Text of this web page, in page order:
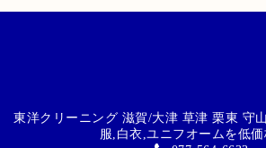
東洋クリーニング 滋賀/大津 草津 栗東 守
服,白衣,ユニフオームを低価